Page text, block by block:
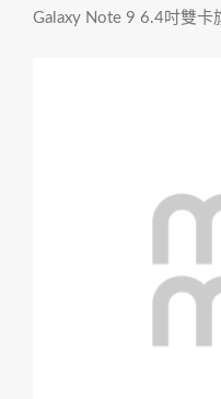
Galaxy Note 9 6.4吋雙卡